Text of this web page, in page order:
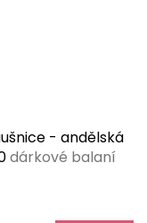
- andělská
dárkové balaní